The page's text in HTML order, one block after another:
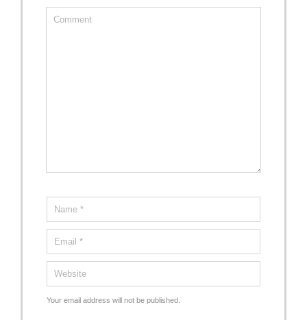
Your email address will not be published.